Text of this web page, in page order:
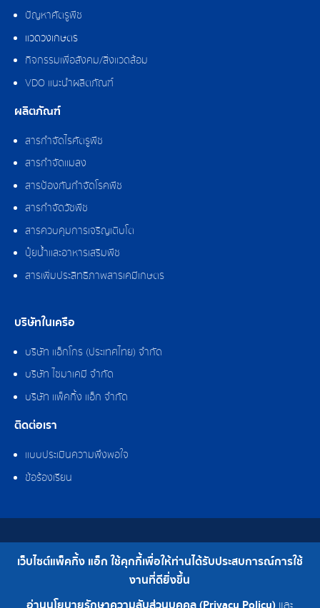
ปัญหาศัตรูพืช
แวดวงเกษตร
กิจกรรมเพื่อสังคม/สิ่งแวดล้อม
VDO แนะนำผลิตภัณฑ์
ผลิตภัณฑ์
สารกำจัดไรศัตรูพืช
สารกำจัดแมลง
สารป้องกันกำจัดโรคพืช
สารกำจัดวัชพืช
สารควบคุมการเจริญเติบโต
ปุ๋ยน้ำและอาหารเสริมพืช
สารเพิ่มประสิทธิภาพสารเคมีเกษตร
บริษัทในเครือ
บริษัท แอ็กโกร (ประเทศไทย) จำกัด
บริษัท ไซมาเคมี จำกัด
บริษัท แพ็คกิ้ง แอ็ก จำกัด
ติดต่อเรา
แบบประเมินความพึงพอใจ
ข้อร้องเรียน
สงวนลิขสิทธิ์ © 2562 บริษัท แพ็คกิ้ง แอ็ก จำกัด
เบอร์โทร : 0-2308-2102 | โทรสาร : 0-2308-2487
เว็บไซต์แพ็คกิ้ง แอ็ก ใช้คุกกี้เพื่อให้ท่านได้รับประสบการณ์การใช้
งานที่ดียิ่งขึ้น